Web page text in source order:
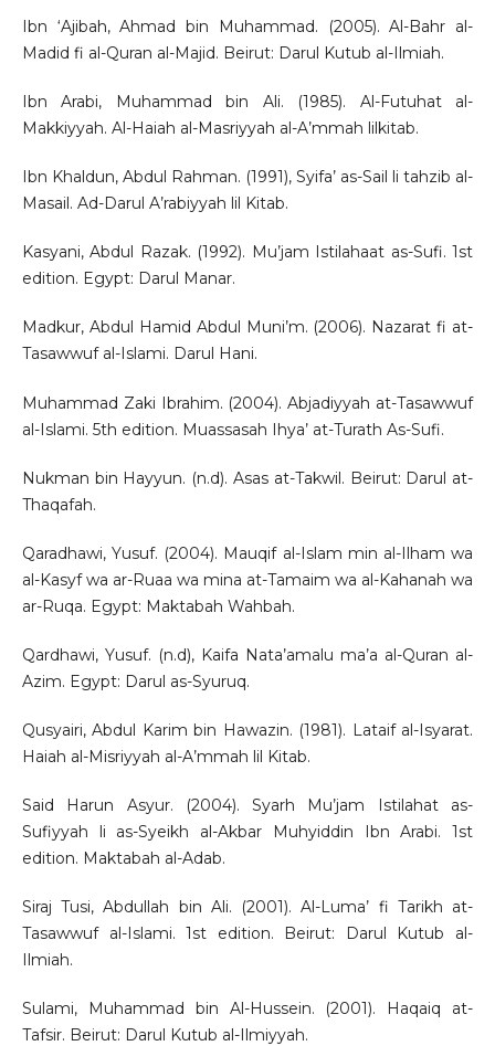
Ibn ‘Ajibah, Ahmad bin Muhammad. (2005). Al-Bahr al-
Madid fi al-Quran al-Majid. Beirut: Darul Kutub al-Ilmiah.
Ibn Arabi, Muhammad bin Ali. (1985). Al-Futuhat al-
Makkiyyah. Al-Haiah al-Masriyyah al-A’mmah lilkitab.
Ibn Khaldun, Abdul Rahman. (1991), Syifa’ as-Sail li tahzib al-
Masail. Ad-Darul A’rabiyyah lil Kitab.
Kasyani, Abdul Razak. (1992). Mu’jam Istilahaat as-Sufi. 1st
edition. Egypt: Darul Manar.
Madkur, Abdul Hamid Abdul Muni’m. (2006). Nazarat fi at-
Tasawwuf al-Islami. Darul Hani.
Muhammad Zaki Ibrahim. (2004). Abjadiyyah at-Tasawwuf
al-Islami. 5th edition. Muassasah Ihya’ at-Turath As-Sufi.
Nukman bin Hayyun. (n.d). Asas at-Takwil. Beirut: Darul at-
Thaqafah.
Qaradhawi, Yusuf. (2004). Mauqif al-Islam min al-Ilham wa
al-Kasyf wa ar-Ruaa wa mina at-Tamaim wa al-Kahanah wa
ar-Ruqa. Egypt: Maktabah Wahbah.
Qardhawi, Yusuf. (n.d), Kaifa Nata’amalu ma’a al-Quran al-
Azim. Egypt: Darul as-Syuruq.
Qusyairi, Abdul Karim bin Hawazin. (1981). Lataif al-Isyarat.
Haiah al-Misriyyah al-A’mmah lil Kitab.
Said Harun Asyur. (2004). Syarh Mu’jam Istilahat as-
Sufiyyah li as-Syeikh al-Akbar Muhyiddin Ibn Arabi. 1st
edition. Maktabah al-Adab.
Siraj Tusi, Abdullah bin Ali. (2001). Al-Luma’ fi Tarikh at-
Tasawwuf al-Islami. 1st edition. Beirut: Darul Kutub al-
Ilmiah.
Sulami, Muhammad bin Al-Hussein. (2001). Haqaiq at-
Tafsir. Beirut: Darul Kutub al-Ilmiyyah.